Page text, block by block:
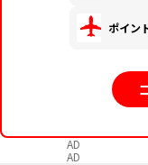
ポイン
AD
AD